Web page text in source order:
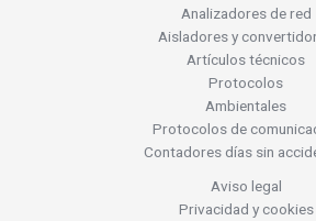
Analizadores de red
Aisladores y
Artículos técnicos
Protocolos
Ambientales
Protocolos de
Contadores días sin
Aviso legal
Privacidad y cookies